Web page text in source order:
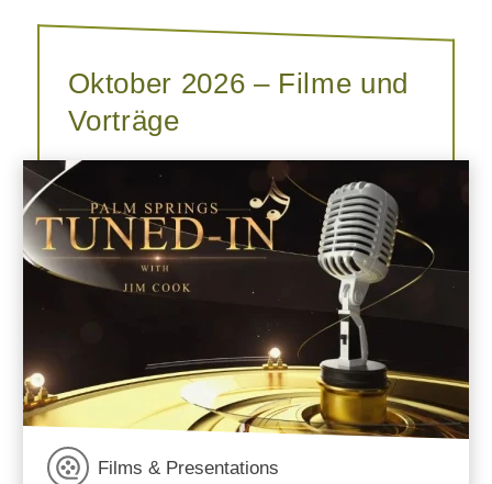
Oktober 2026 – Filme und
Vorträge
Films & Presentations